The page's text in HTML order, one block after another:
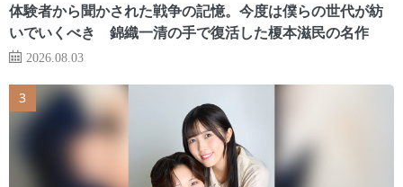
体験者から聞かされた戦争の記憶。今度は僕らの世代が紡
いでいくべき 錦織一清の手で復活した榎本滋民の名作
2026.08.03